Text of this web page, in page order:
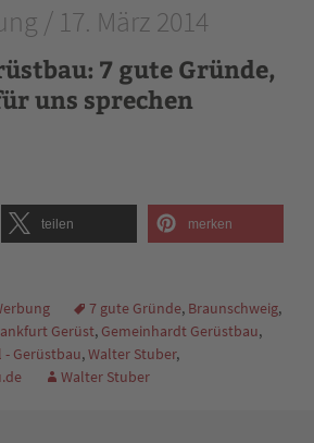
/ 17. März 2014
7 gute Gründe,
uns sprechen
teilen merken
7 gute Gründe, Braunschweig,
Gerüst, Gemeinhardt Gerüstbau,
- Gerüstbau,Walter Stuber,
Walter Stuber